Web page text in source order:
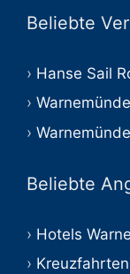
Beliebte
Hanse Sail
Beliebte
Hotels